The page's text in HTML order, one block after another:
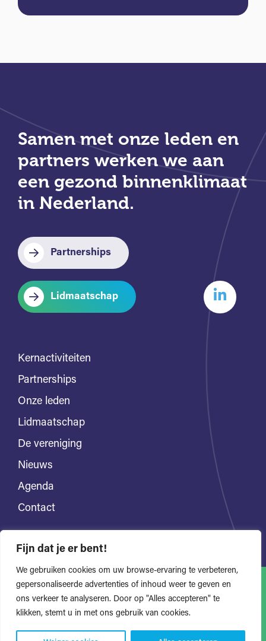
Fijn dat je er bent!
We gebruiken cookies om uw browse-ervaring te verbeteren,
gepersonaliseerde advertenties of inhoud weer te geven en
ons verkeer te analyseren. Door op "Alles accepteren" te
klikken, stemt u in met ons gebruik van cookies.
Samen met onze leden en
partners werken we aan
een gezond binnenklimaat
in Nederland.
Partnerships
Lidmaatschap
Kernactiviteiten
Partnerships
Onze leden
Lidmaatschap
De vereniging
Nieuws
Agenda
Contact
Alle rechten voorbehouden Privacyverklaring
Website door Bonsai media